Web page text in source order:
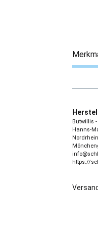
Butwillis
Hanns-
https://